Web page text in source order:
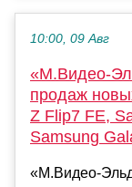
10:00, 09 Авг
«М.Видео-
продаж
Z Flip7 FE,
Samsung
«М.Видео-